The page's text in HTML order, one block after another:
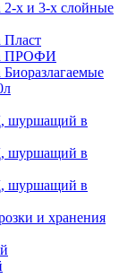
х и 3-х слойные
Пласт
ПРОФИ
шуршащий в
шуршащий в
шуршащий в
и хранения